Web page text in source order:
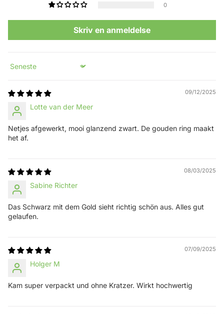
0
Skriv en anmeldelse
Sort by
09/12/2025
Lotte van der Meer
Netjes afgewerkt, mooi glanzend zwart. De gouden ring maakt
het af.
08/03/2025
Sabine Richter
Das Schwarz mit dem Gold sieht richtig schön aus. Alles gut
gelaufen.
07/09/2025
Holger M
Kam super verpackt und ohne Kratzer. Wirkt hochwertig